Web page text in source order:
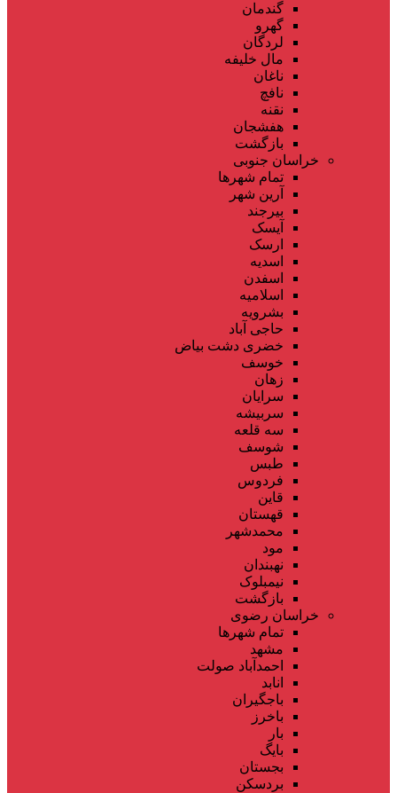
گندمان
گهرو
لردگان
مال خلیفه
ناغان
نافچ
نقنه
هفشجان
بازگشت
خراسان جنوبی
تمام شهر‌ها
آرین شهر
بیرجند
آیسک
ارسک
اسدیه
اسفدن
اسلامیه
بشرویه
حاجی آباد
خضری دشت بیاض
خوسف
زهان
سرایان
سربیشه
سه قلعه
شوسف
طبس
فردوس
قاین
قهستان
محمدشهر
مود
نهبندان
نیمبلوک
بازگشت
خراسان رضوی
تمام شهر‌ها
مشهد
احمدآباد صولت
انابد
باجگیران
باخرز
بار
بایگ
بجستان
بردسکن